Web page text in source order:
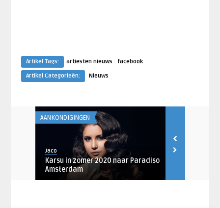
Artikel Tags: artiesten nieuws · facebook
Artikel Categorieën:
Nieuws
AANKONDIGINGEN
Jaco
Karsu in zomer 2020 naar Paradiso
Amsterdam